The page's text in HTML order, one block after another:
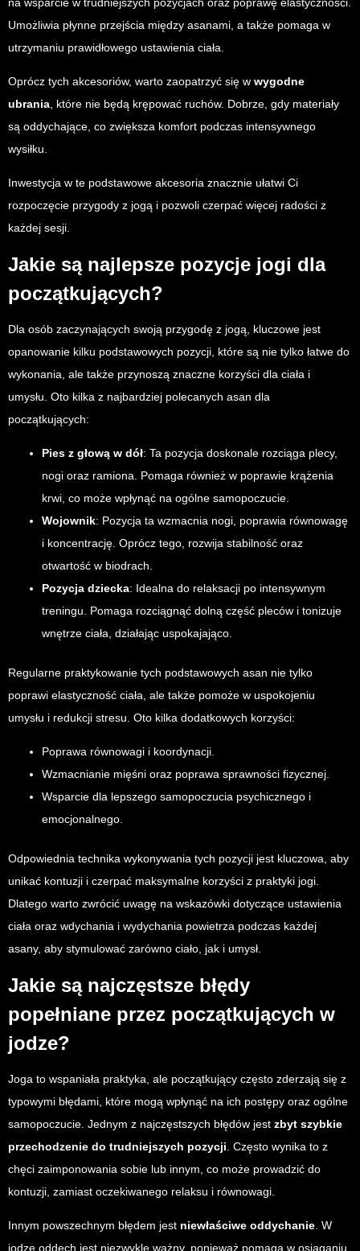
Umożliwia płynne przejścia między asanami, a także pomaga w
utrzymaniu prawidłowego ustawienia ciała.
Oprócz tych akcesoriów, warto zaopatrzyć się w wygodne
ubrania , które nie będą krępować ruchów. Dobrze, gdy materiały
są oddychające, co zwiększa komfort podczas intensywnego
wysiłku.
Inwestycja w te podstawowe akcesoria znacznie ułatwi Ci
rozpoczęcie przygody z jogą i pozwoli czerpać więcej radości z
każdej sesji.
Jakie są najlepsze pozycje jogi dla
początkujących?
Dla osób zaczynających swoją przygodę z jogą, kluczowe jest
opanowanie kilku podstawowych pozycji, które są nie tylko łatwe do
wykonania, ale także przynoszą znaczne korzyści dla ciała i
umysłu. Oto kilka z najbardziej polecanych asan dla
początkujących:
Pies z głową w dół: Ta pozycja doskonale rozciąga plecy,
nogi oraz ramiona. Pomaga również w poprawie krążenia
krwi, co może wpłynąć na ogólne samopoczucie.
Wojownik: Pozycja ta wzmacnia nogi, poprawia równowagę
i koncentrację. Oprócz tego, rozwija stabilność oraz
otwartość w biodrach.
Pozycja dziecka: Idealna do relaksacji po intensywnym
treningu. Pomaga rozciągnąć dolną część pleców i tonizuje
wnętrze ciała, działając uspokajająco.
Regularne praktykowanie tych podstawowych asan nie tylko
poprawi elastyczność ciała, ale także pomoże w uspokojeniu
umysłu i redukcji stresu. Oto kilka dodatkowych korzyści:
Poprawa równowagi i koordynacji.
Wzmacnianie mięśni oraz poprawa sprawności fizycznej.
Wsparcie dla lepszego samopoczucia psychicznego i
emocjonalnego.
Odpowiednia technika wykonywania tych pozycji jest kluczowa, aby
unikać kontuzji i czerpać maksymalne korzyści z praktyki jogi.
Dlatego warto zwrócić uwagę na wskazówki dotyczące ustawienia
ciała oraz wdychania i wydychania powietrza podczas każdej
asany, aby stymulować zarówno ciało, jak i umysł.
Jakie są najczęstsze błędy
popełniane przez początkujących w
jodze?
Joga to wspaniała praktyka, ale początkujący często zderzają się z
typowymi błędami, które mogą wpłynąć na ich postępy oraz ogólne
samopoczucie. Jednym z najczęstszych błędów jest zbyt szybkie
przechodzenie do trudniejszych pozycji . Często wynika to z
chęci zaimponowania sobie lub innym, co może prowadzić do
kontuzji, zamiast oczekiwanego relaksu i równowagi.
Innym powszechnym błędem jest niewłaściwe oddychanie . W
jodze oddech jest niezwykle ważny, ponieważ pomaga w osiąganiu